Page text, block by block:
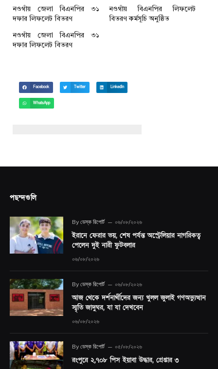
নওগাঁয় জেলা বিএনপির ৩১
দফার লিফলেট বিতরণ
নওগাঁয় বিএনপির লিফলেট
বিতরণ কর্মসূচি অনুষ্ঠিত
নওগাঁয় জেলা বিএনপির ৩১
দফার লিফলেট বিতরণ
Facebook Twitter LinkedIn
WhatsApp
পছন্দগুলি
By ডেস্ক রিপোর্ট ০৬/০৮/২০২৬
ইরানে ফেরার ভয়, শেষ পর্যন্ত অস্ট্রেলিয়ার নাগরিকত্ব
পেলেন দুই নারী ফুটবলার
০৬/০৮/২০২৬
By ডেস্ক রিপোর্ট ০৬/০৮/২০২৬
আজ থেকে দর্শনার্থীদের জন্য খুলল জুলাই গণঅভ্যুত্থান
স্মৃতি জাদুঘর, যা যা দেখবেন
০৬/০৮/২০২৬
By ডেস্ক রিপোর্ট ০৫/০৮/২০২৬
রংপুরে ২,৭০৮ পিস ইয়াবা উদ্ধার, গ্রেপ্তার ৩